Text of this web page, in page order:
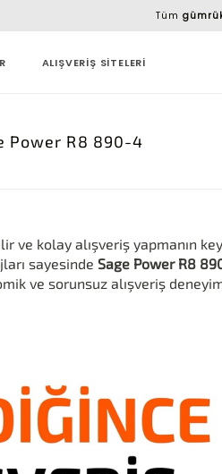
Tüm
ALIŞVERİŞ SİTELERİ
Power R8 890-4
ve kolay alışveriş yapmanın
sayesinde Sage Power R8
ve sorunsuz alışveriş